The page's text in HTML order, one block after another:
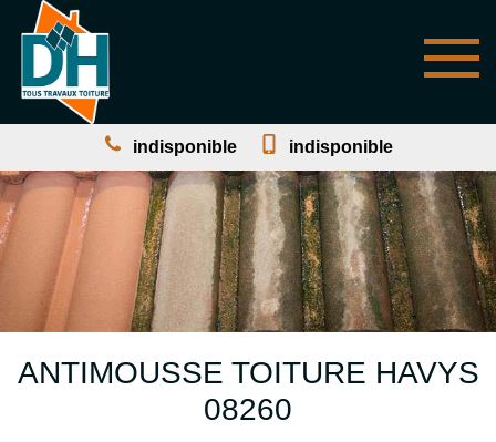
indisponible indisponible
ANTIMOUSSE TOITURE HAVYS
08260